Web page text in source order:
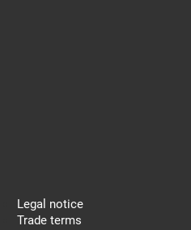
Legal notice
Trade terms